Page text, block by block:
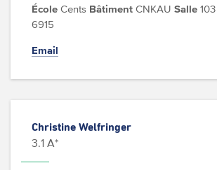
École Cents Bâtiment CNKAU Salle 103
6915
Email
Christine Welfringer
3.1 A*